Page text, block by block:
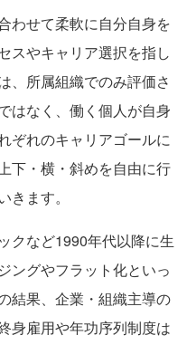
わせて柔軟に自分自身を
スやキャリア選択を指し
、所属組織でのみ評価さ
はなく、働く個人が自身
ぞれのキャリアゴールに
下・横・斜めを自由に行
ます。
クなど1990年代以降に生
ングやフラット化といっ
結果、企業・組織主導の
身雇用や年功序列制度は